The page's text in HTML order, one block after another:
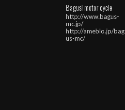
Bagus! motor cycle
http://www.bagus-
mc.jp/
http://ameblo.jp/bag
us-mc/